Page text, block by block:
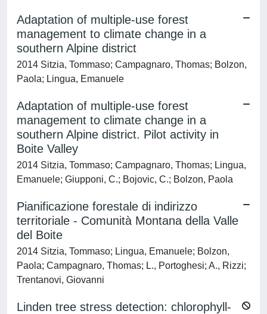
Adaptation of multiple-use forest
management to climate change in a
southern Alpine district
2014 Sitzia, Tommaso; Campagnaro, Thomas; Bolzon,
Paola; Lingua, Emanuele
Adaptation of multiple-use forest
management to climate change in a
southern Alpine district. Pilot activity in
Boite Valley
2014 Sitzia, Tommaso; Campagnaro, Thomas; Lingua,
Emanuele; Giupponi, C.; Bojovic, C.; Bolzon, Paola
Pianificazione forestale di indirizzo
territoriale - Comunità Montana della Valle
del Boite
2014 Sitzia, Tommaso; Lingua, Emanuele; Bolzon,
Paola; Campagnaro, Thomas; L., Portoghesi; A., Rizzi;
Trentanovi, Giovanni
Linden tree stress detection: chlorophyll-